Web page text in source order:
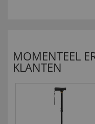
MOMENTEEL
KLANTEN